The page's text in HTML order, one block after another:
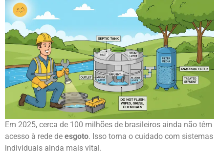
Em 2025, cerca de 100 milhões de brasileiros ainda não têm
acesso à rede de esgoto. Isso torna o cuidado com sistemas
individuais ainda mais vital.